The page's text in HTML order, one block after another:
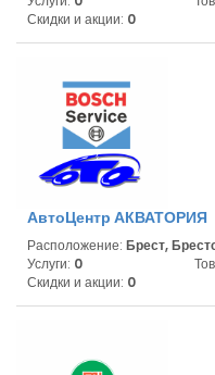
Скидки и акции: 0
АвтоЦентр АКВАТОРИЯ
Расположение: Брест,
Услуги: 0
Скидки и акции: 0